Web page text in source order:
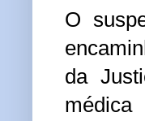
O
da